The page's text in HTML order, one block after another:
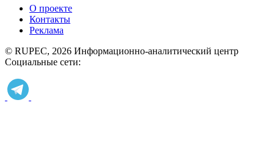
О проекте
Контакты
Реклама
© RUPEC, 2026 Информационно-аналитический центр
Социальные сети: